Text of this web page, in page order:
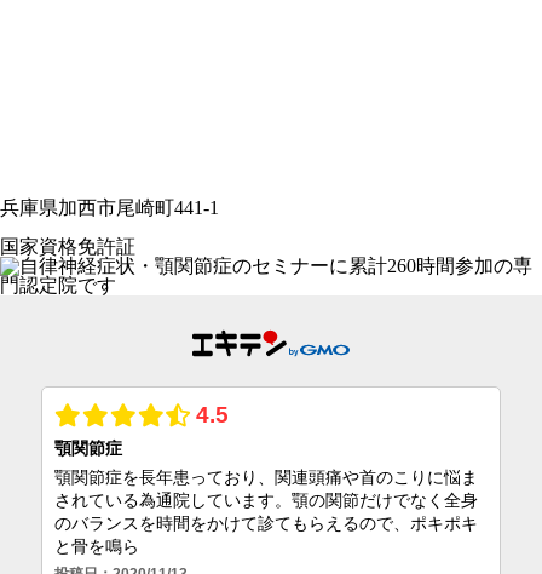
兵庫県加西市尾崎町441-1
国家資格免許証